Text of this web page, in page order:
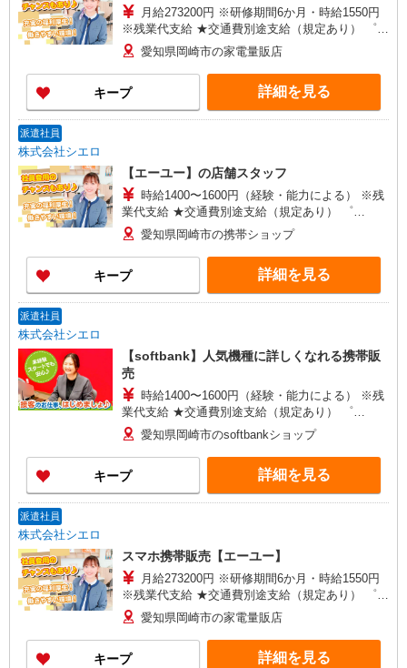
月給273200円 ※研修期間6か月・時給1550円
※残業代支給 ★交通費別途支給（規定あり） ゜
+゜・。○。・゜+゜・。○。・゜+゜ 入社祝い金10
万円支給(規定有) お友達を紹介頂くと, インセンテ
ィブ支給(規定有) ゜・。○。・゜+゜・。○。・゜
+゜
愛知県岡崎市の家電量販店
キープ 詳細を見る
派遣社員
株式会社シエロ
【エーユー】の店舗スタッフ
時給1400〜1600円（経験・能力による） ※残
業代支給 ★交通費別途支給（規定あり） ゜
+゜・。○。・゜+゜・。○。・゜+゜ 入社祝い金10
万円支給(規定有) お友達を紹介頂くと, インセンテ
ィブ支給(規定有) ★月2回払い・週払い可能（規程
有）★ ゜・。○。・゜+゜・。○。・゜+゜
愛知県岡崎市の携帯ショップ
キープ 詳細を見る
派遣社員
株式会社シエロ
【softbank】人気機種に詳しくなれる携帯販
売
時給1400〜1600円（経験・能力による） ※残
業代支給 ★交通費別途支給（規定あり） ゜
+゜・。○。・゜+゜・。○。・゜+゜ 入社祝い金10
万円支給(規定有) お友達を紹介頂くと, インセンテ
ィブ支給(規定有) ★月2回払い・週払い可能（規程
有）★ ゜・。○。・゜+゜・。○。・゜+゜
愛知県岡崎市のsoftbankショップ
キープ 詳細を見る
派遣社員
株式会社シエロ
スマホ携帯販売【エーユー】
月給273200円 ※研修期間6か月・時給1550円
※残業代支給 ★交通費別途支給（規定あり） ゜
+゜・。○。・゜+゜・。○。・゜+゜ 入社祝い金10
万円支給(規定有) お友達を紹介頂くと, インセンテ
ィブ支給(規定有) ゜・。○。・゜+゜・。○。・゜
+゜
愛知県岡崎市の家電量販店
キープ 詳細を見る